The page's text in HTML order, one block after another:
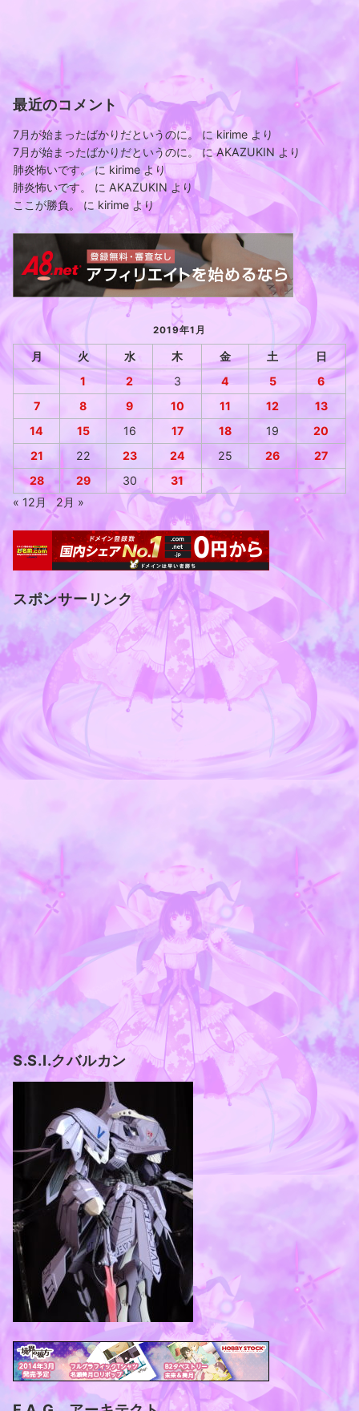
最近のコメント
7月が始まったばかりだというのに。 に kirime より
7月が始まったばかりだというのに。にAKAZUKIN より
肺炎怖いです。に kirimeより
肺炎怖いです。
に AKAZUKIN より
ここが勝負。 に kirime より
2019年1月
月 火 水 木 金 土
日
1
2 3 4 5
6
7
8 9 10 11 12
13
14
15 16 17 18 19
20
21
22 23 24 25 26
27
28
29 30
31
« 12月
2月 »
スポンサーリンク
S.S.I.クバルカン